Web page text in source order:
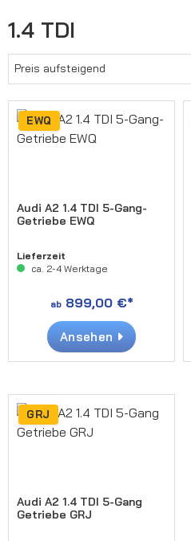
1.4 TDI
EWQ
Audi A2 1.4 TDI 5-Gang-
Getriebe EWQ
Lieferzeit
ca. 2-4 Werktage
ab899,00 €*
Ansehen
GRJ
Audi A2 1.4 TDI 5-Gang
Getriebe GRJ